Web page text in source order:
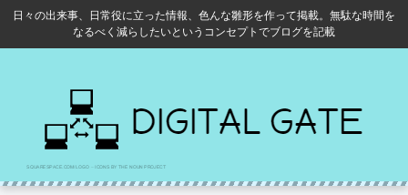
日々の出来事、日常役に立った情報、色んな雛形を作って掲載。無駄な時間を
なるべく減らしたいというコンセプトでブログを記載